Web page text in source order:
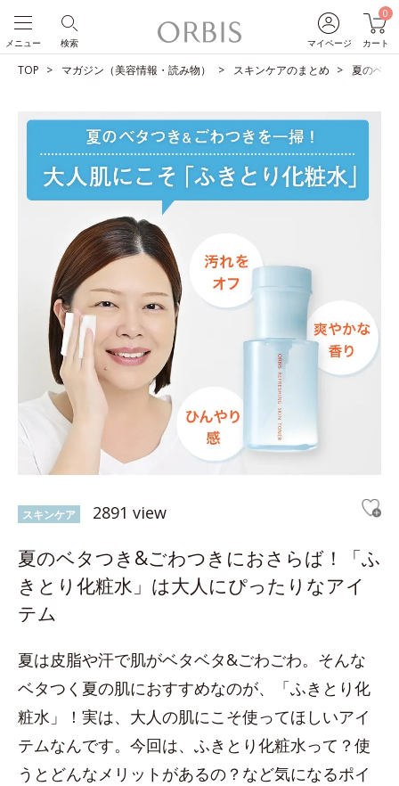
マイページ
0
カート
検索
メニュー
TOP マガジン（美容情報・読み物） スキンケアのまとめ 夏のベタ
スキンケア 2891 view
夏のベタつき&ごわつきにおさらば！「ふ
きとり化粧水」は大人にぴったりなアイ
テム
夏は皮脂や汗で肌がベタベタ&ごわごわ。そんな
ベタつく夏の肌におすすめなのが、「ふきとり化
粧水」！実は、大人の肌にこそ使ってほしいアイ
テムなんです。今回は、ふきとり化粧水って？使
うとどんなメリットがあるの？など気になるポイ